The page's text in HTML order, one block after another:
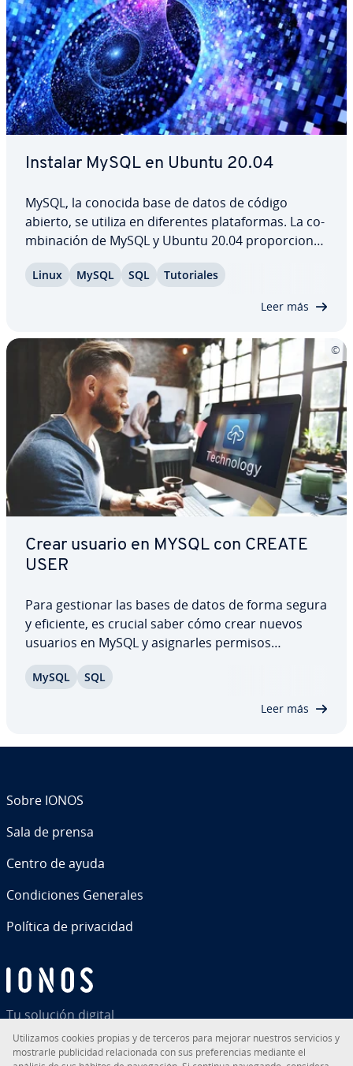
Instalar MySQL en Ubuntu 20.04
MySQL, la conocida base de datos de código
abierto, se utiliza en di­fe­re­n­tes pla­ta­fo­r­mas. La co­
m­bi­na­ción de MySQL y Ubuntu 20.04 pro­po­r­cio­na
para una gran variedad de usos, desde hosting
Linux MySQL SQL Tu­to­ria­les
Leer más
Crear usuario en MYSQL con CREATE
USER
Para gestionar las bases de datos de forma segura
y eficiente, es crucial saber cómo crear nuevos
usuarios en MySQL y asi­g­nar­les permisos
permisos, desde la asi­g­na­ción de permisos de
MySQL SQL
Leer más
Tu solución digital
Sobre IONOS
Sala de prensa
Centro de ayuda
Co­n­di­cio­nes Generales
Política de pri­va­ci­dad
Uti­li­za­mos cookies propias y de terceros para mejorar nuestros servicios y
mostrarle pu­bli­ci­dad re­la­cio­na­da con sus pre­fe­re­n­cias mediante el